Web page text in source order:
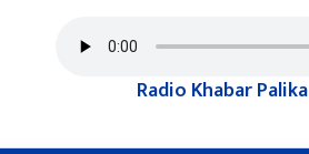
Radio Khabar Palika